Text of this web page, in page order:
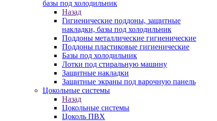
базы под холодильник
Назад
Гигиенические поддоны, защитные
накладки, базы под холодильник
Поддоны металлические гигиенические
Поддоны пластиковые гигиенические
Базы под холодильник
Лотки под стиральную машину
Защитные накладки
Защитные экраны под варочную панель
Цокольные системы
Назад
Цокольные системы
Цоколь ПВХ